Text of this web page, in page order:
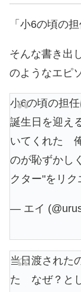
「小6の頃の
そんな書き出
のようなエピ
小6の頃の担
誕生日を迎え
いてくれた
のが恥ずかし
クター"をリク
— エイ
当日渡された
た なぜ？と